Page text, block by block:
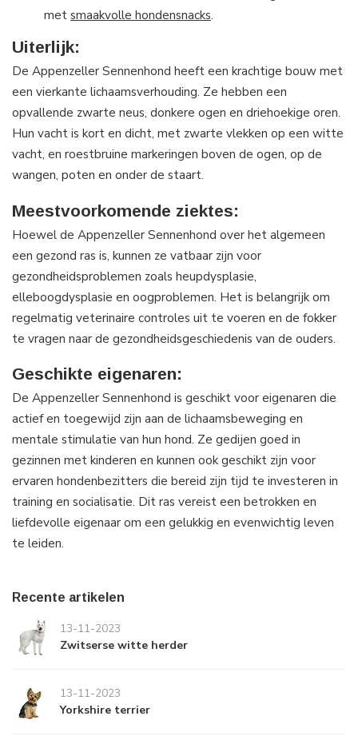
metsmaakvolle hondensnacks.
Uiterlijk:
De Appenzeller Sennenhond heeft een krachtige bouw met
een vierkante lichaamsverhouding. Ze hebben een
opvallende zwarte neus, donkere ogen en driehoekige oren.
Hun vacht is kort en dicht, met zwarte vlekken op een witte
vacht, en roestbruine markeringen boven de ogen, op de
wangen, poten en onder de staart.
Meestvoorkomende ziektes:
Hoewel de Appenzeller Sennenhond over het algemeen
een gezond ras is, kunnen ze vatbaar zijn voor
gezondheidsproblemen zoals heupdysplasie,
elleboogdysplasie en oogproblemen. Het is belangrijk om
regelmatig veterinaire controles uit te voeren en de fokker
te vragen naar de gezondheidsgeschiedenis van de ouders.
Geschikte eigenaren:
De Appenzeller Sennenhond is geschikt voor eigenaren die
actief en toegewijd zijn aan de lichaamsbeweging en
mentale stimulatie van hun hond. Ze gedijen goed in
gezinnen met kinderen en kunnen ook geschikt zijn voor
ervaren hondenbezitters die bereid zijn tijd te investeren in
training en socialisatie. Dit ras vereist een betrokken en
liefdevolle eigenaar om een gelukkig en evenwichtig leven
te leiden.
Recente artikelen
13-11-2023
Zwitserse witte herder
13-11-2023
Yorkshire terrier